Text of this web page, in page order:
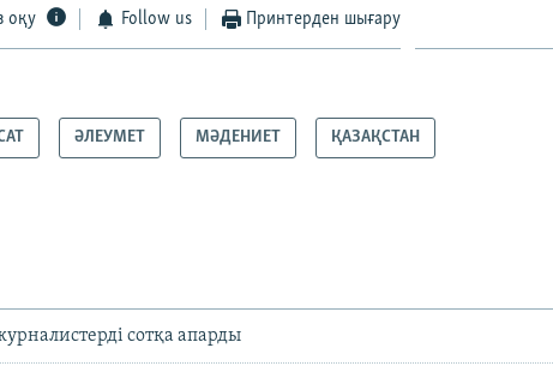
оқу Follow us Принтерден шығару
ӘЛЕУМЕТ МӘДЕНИЕТ ҚАЗАҚСТАН
сотқа апарды